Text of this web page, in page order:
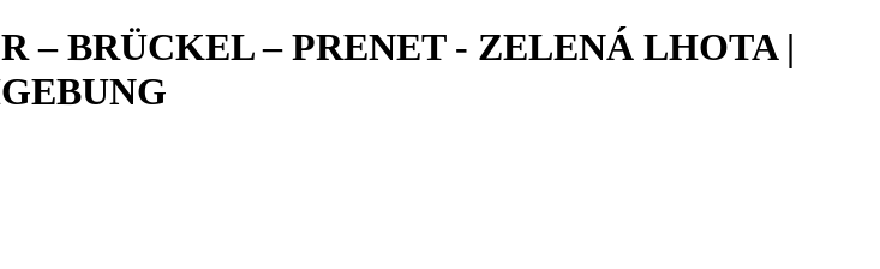
– BRÜCKEL – PRENET - ZELENÁ LHOTA |